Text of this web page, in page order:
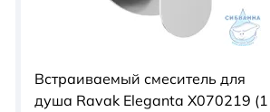
Встраиваемый смеситель для
душа Ravak Eleganta X070219 (1